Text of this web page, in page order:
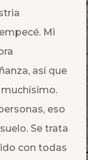
Mi
así que
eso
Se trata
con todas